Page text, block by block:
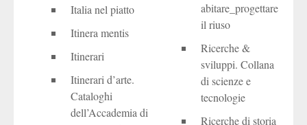
Italia nel piatto
Itinera mentis
Itinerari
Itinerari d’arte.
Cataloghi
dell’Accademia di
abitare_progettare
il riuso
Ricerche &
sviluppi. Collana
di scienze e
tecnologie
Ricerche di storia